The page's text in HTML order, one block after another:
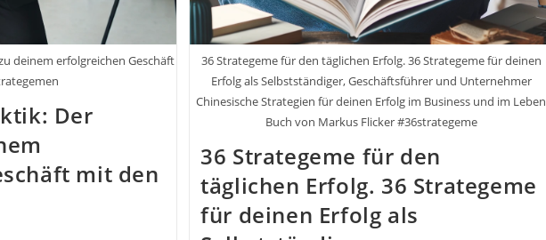
deinem erfolgreichen Geschäft
Der
mit den
36 Strategeme für den täglichen Erfolg. 36 Strategeme für deinen
Erfolg als Selbstständiger, Geschäftsführer und Unternehmer
Chinesische Strategien für deinen Erfolg im Business und im Leben
Buch von Markus Flicker #36strategeme
36 Strategeme für den
täglichen Erfolg. 36 Strategeme
für deinen Erfolg als